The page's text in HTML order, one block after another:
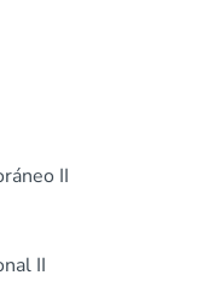
II
II